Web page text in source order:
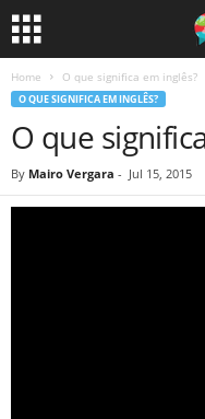
Home O que significa em inglês?
O QUE SIGNIFICA EM INGLÊS?
O que
By Mairo Vergara - Jul 15, 2015